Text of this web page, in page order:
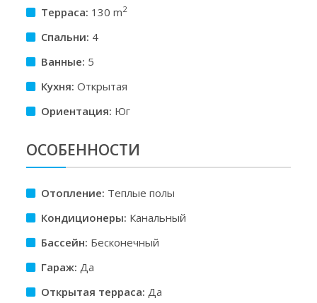
Терраса: 130 m2
Спальни: 4
Ванные: 5
Кухня: Открытая
Ориентация: Юг
ОСОБЕННОСТИ
Отопление: Теплые полы
Кондиционеры: Канальный
Бассейн: Бесконечный
Гараж: Да
Открытая терраса: Да